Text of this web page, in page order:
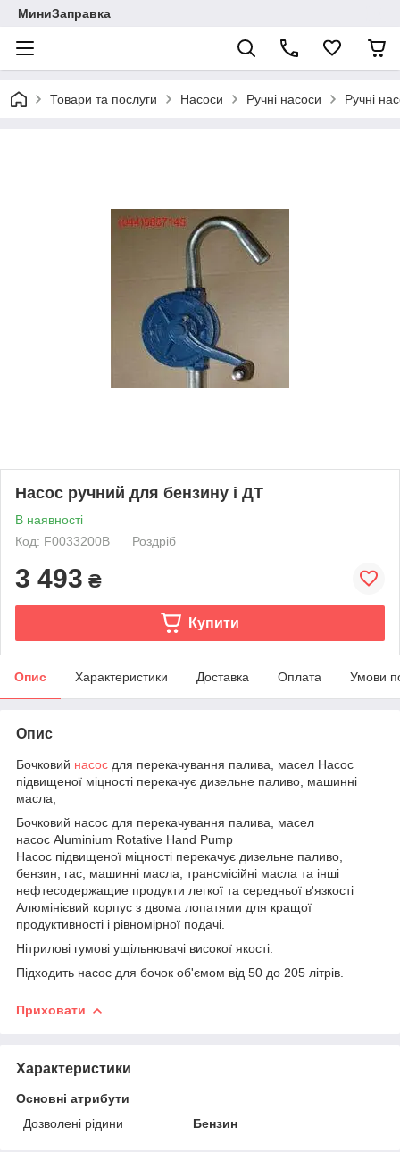
МиниЗаправка
Товари та послуги Насоси Ручні насоси Ручні
Насос ручний для бензину і ДТ
В наявності
Код: F0033200B
Роздріб
3 493 ₴
Купити
Опис Характеристики Доставка Оплата Умови
Опис
Бочковий насос для перекачування палива, масел Насос
підвищеної міцності перекачує дизельне паливо, машинні
масла,
Бочковий насос для перекачування палива, масел
насос Aluminium Rotative Hand Pump
Насос підвищеної міцності перекачує дизельне паливо,
бензин, гас, машинні масла, трансмісійні масла та інші
нефтесодержащие продукти легкої та середньої в'язкості
Алюмінієвий корпус з двома лопатями для кращої
продуктивності і рівномірної подачі.
Нітрилові гумові ущільнювачі високої якості.
Підходить насос для бочок об'ємом від 50 до 205 літрів.
Приховати
Характеристики
Основні атрибути
Дозволені рідини
Бензин